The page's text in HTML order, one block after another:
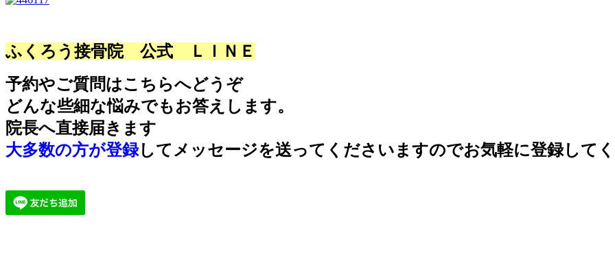
ふくろう接骨院 公式 ＬＩＮＥ
予約やご質問はこちらへどうぞ
どんな些細な悩みでもお答えします。
院長へ直接届きます
大多数の方が登録してメッセージを送ってくださいますのでお気軽に登録してく